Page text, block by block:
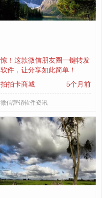
惊！这款微信朋友圈一键转发
软件，让分享如此简单！
拍拍卡商城
5个月前
微信营销软件资讯